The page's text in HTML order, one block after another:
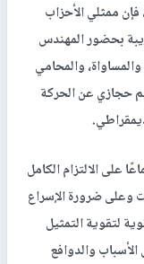
فإن ممثلي الأحزاب
بحضور المهندس
والمحامي
حجازي عن الحركة
على الالتزام الكامل
وعلى ضرورة الإسراع
لتقوية التمثيل
والدوافع